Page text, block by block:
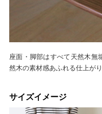
座面・脚部はすべて天然木無
然木の素材感あふれる仕上がり
サイズイメージ